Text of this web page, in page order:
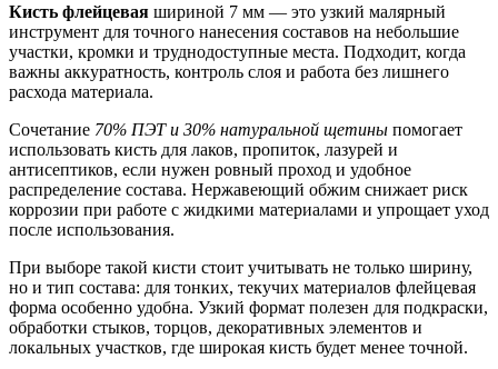
Кисть флейцевая шириной 7 мм — это узкий малярный
инструмент для точного нанесения составов на небольшие
участки, кромки и труднодоступные места. Подходит, когда
важны аккуратность, контроль слоя и работа без лишнего
расхода материала.
Сочетание 70% ПЭТ и 30% натуральной щетины помогает
использовать кисть для лаков, пропиток, лазурей и
антисептиков, если нужен ровный проход и удобное
распределение состава. Нержавеющий обжим снижает риск
коррозии при работе с жидкими материалами и упрощает уход
после использования.
При выборе такой кисти стоит учитывать не только ширину,
но и тип состава: для тонких, текучих материалов флейцевая
форма особенно удобна. Узкий формат полезен для подкраски,
обработки стыков, торцов, декоративных элементов и
локальных участков, где широкая кисть будет менее точной.